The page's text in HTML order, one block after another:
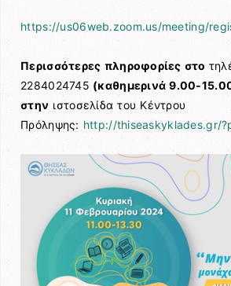
https://us06web.zoom.us/meeting/
Περισσότερες πληροφορίες στο
2284024745 (καθημερινά 9.00-
στην ιστοσελίδα του Κέντρου
Πρόληψης: http://thiseaskyklades.gr/